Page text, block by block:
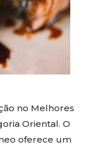
no Melhores
Oriental. O
oferece um